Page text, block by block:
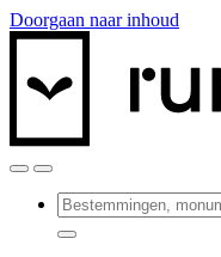
Doorgaan naar inhoud